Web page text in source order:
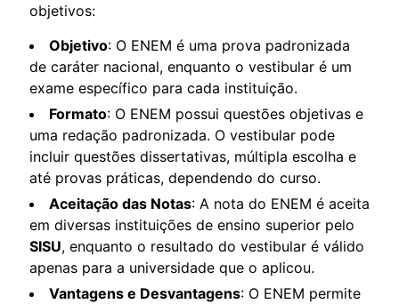
objetivos:
Objetivo: O ENEM é uma prova padronizada
de caráter nacional, enquanto o vestibular é um
exame específico para cada instituição.
Formato: O ENEM possui questões objetivas e
uma redação padronizada. O vestibular pode
incluir questões dissertativas, múltipla escolha e
até provas práticas, dependendo do curso.
Aceitação das Notas: A nota do ENEM é aceita
em diversas instituições de ensino superior pelo
SISU, enquanto o resultado do vestibular é válido
apenas para a universidade que o aplicou.
Vantagens e Desvantagens: O ENEM permite